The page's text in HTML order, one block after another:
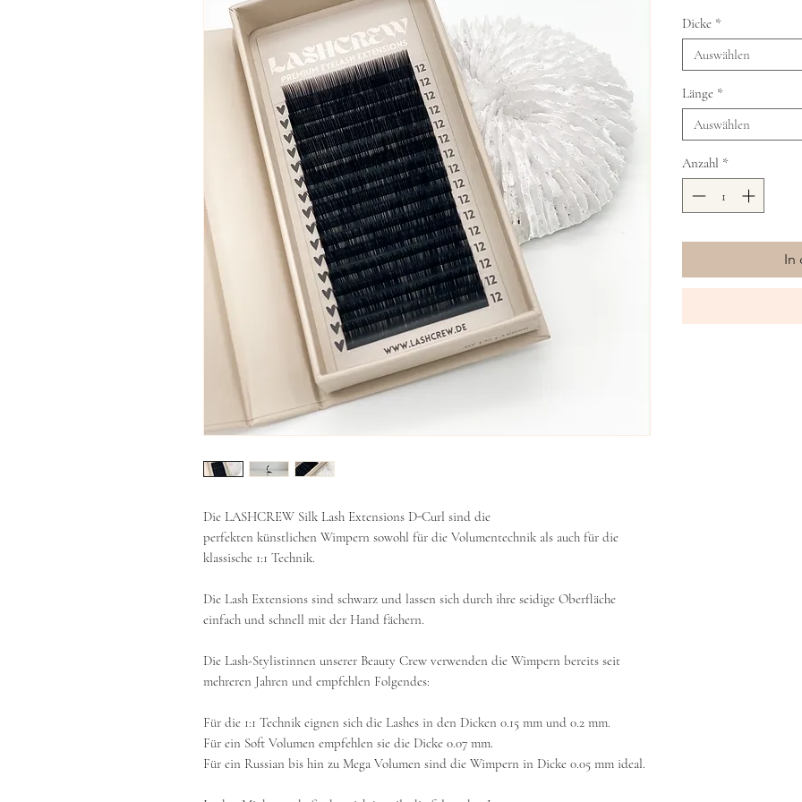
Die LASHCREW Silk Lash Extensions D-Curl sind die
perfekten künstlichen Wimpern sowohl für die Volumentechnik als auch für die
klassische 1:1 Technik.
Die Lash Extensions sind schwarz und lassen sich durch ihre seidige Oberfläche
einfach und schnell mit der Hand fächern.
Die Lash-Stylistinnen unserer Beauty Crew verwenden die Wimpern bereits seit
mehreren Jahren und empfehlen Folgendes:
Für die 1:1 Technik eignen sich die Lashes in den Dicken 0.15 mm und 0.2 mm.
Für ein Soft Volumen empfehlen sie die Dicke 0.07 mm.
Für ein Russian bis hin zu Mega Volumen sind die Wimpern in Dicke 0.05 mm ideal.
Dicke *
Auswählen
Länge *
Auswählen
Anzahl *
In